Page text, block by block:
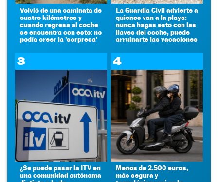
Volvió de una caminata de
cuatro kilómetros y
cuando regresa al coche
se encuentra con esto: no
podía creer la 'sorpresa'
La Guardia Civil advierte a
quienes van a la playa:
nunca hagas esto con las
llaves del coche, puede
arruinarte las vacaciones
3
¿Se puede pasar la ITV en
una comunidad autónoma
4
Menos de 2.500 euros,
más segura y